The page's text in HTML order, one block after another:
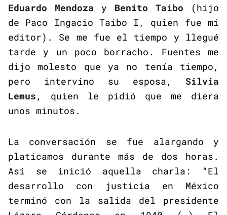
Eduardo Mendoza y Benito Taibo (hijo
de Paco Ingacio Taibo I, quien fue mi
editor). Se me fue el tiempo y llegué
tarde y un poco borracho. Fuentes me
dijo molesto que ya no tenía tiempo,
pero intervino su esposa, Silvia
Lemus, quien le pidió que me diera
unos minutos.
La conversación se fue alargando y
platicamos durante más de dos horas.
Así se inició aquella charla: “El
desarrollo con justicia en México
terminó con la salida del presidente